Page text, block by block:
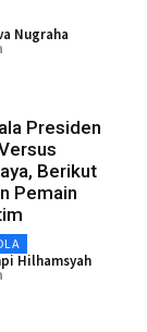
Nugraha
Presiden
Berikut
Pemain
Hilhamsyah